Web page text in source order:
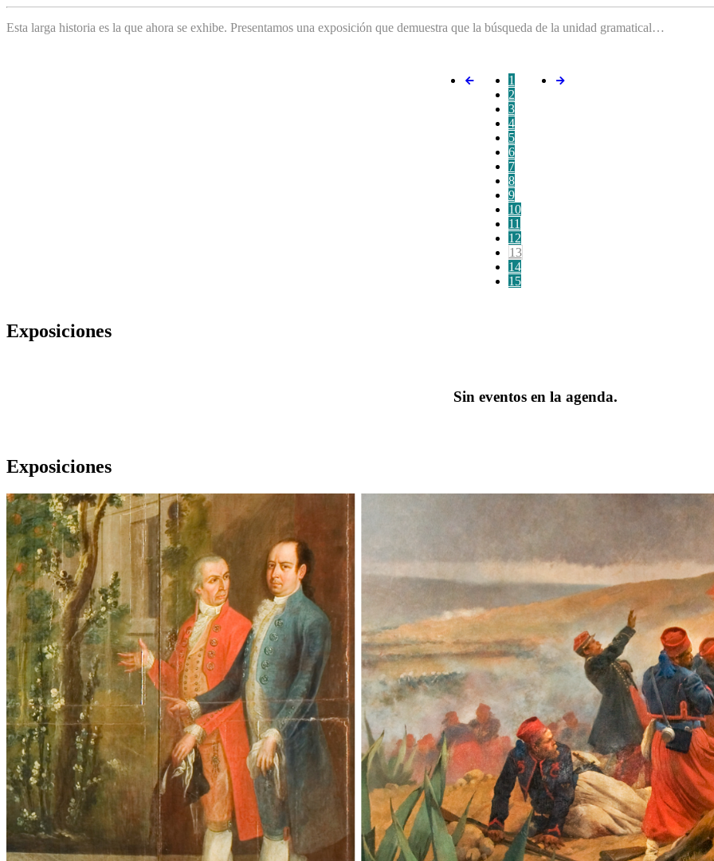
Esta larga historia es la que ahora se exhibe. Presentamos una exposición que demuestra que la búsqueda de la unidad gramatical…
1
2
3
4
5
6
7
8
9
10
11
12
13
14
15
Exposiciones
Sin eventos en la agenda.
Exposiciones